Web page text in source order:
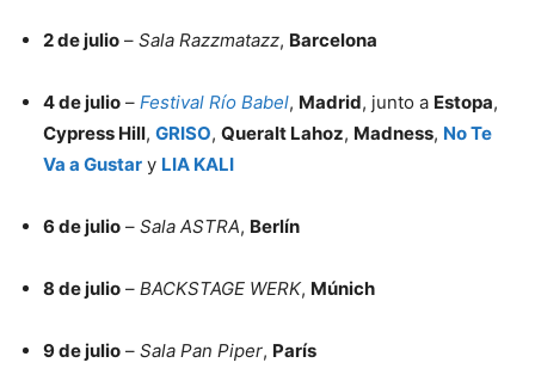
2 de julio – Sala Razzmatazz, Barcelona
4 de julio – Festival Río Babel, Madrid, junto a Estopa,
Cypress Hill, GRISO, Queralt Lahoz, Madness, No Te
Va a Gustar y LIA KALI
6 de julio – Sala ASTRA, Berlín
8 de julio – BACKSTAGE WERK, Múnich
9 de julio – Sala Pan Piper, París